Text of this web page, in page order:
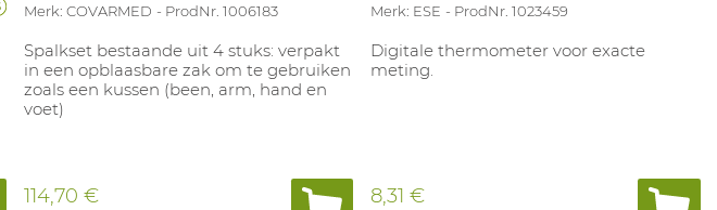
Merk: COVARMED ProdNr. 1006183
Spalkset bestaande uit 4 stuks: verpakt
in een opblaasbare zak om te gebruiken
zoals een kussen (been, arm, hand en
voet)
114,70 €
Merk: ESE ProdNr. 1023459
Digitale thermometer voor exacte
meting.
8,31 €